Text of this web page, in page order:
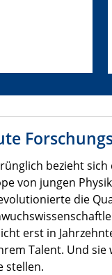
bezieht
von jungen
die
erst in
Talent. Und sie
stellen.